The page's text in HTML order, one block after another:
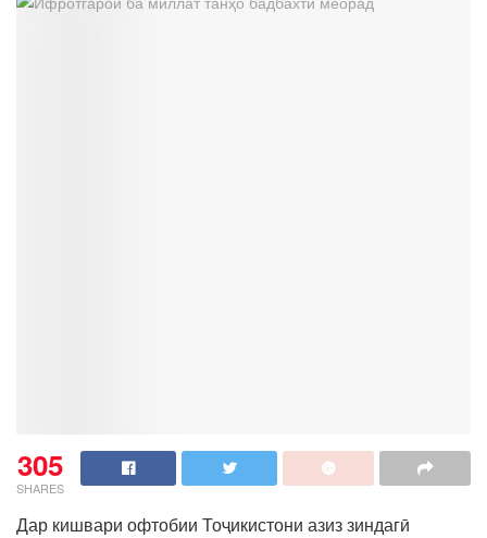
305
SHARES
Дар кишвари офтобии Тоҷикистони азиз зиндагӣ